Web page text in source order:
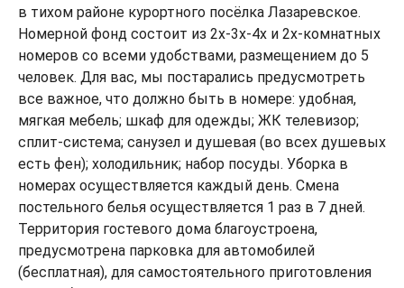
в тихом районе курортного посёлка Лазаревское.
Номерной фонд состоит из 2х-3х-4х и 2х-комнатных
номеров со всеми удобствами, размещением до 5
человек. Для вас, мы постарались предусмотреть
все важное, что должно быть в номере: удобная,
мягкая мебель; шкаф для одежды; ЖК телевизор;
сплит-система; санузел и душевая (во всех душевых
есть фен); холодильник; набор посуды. Уборка в
номерах осуществляется каждый день. Смена
постельного белья осуществляется 1 раз в 7 дней.
Территория гостевого дома благоустроена,
предусмотрена парковка для автомобилей
(бесплатная), для самостоятельного приготовления